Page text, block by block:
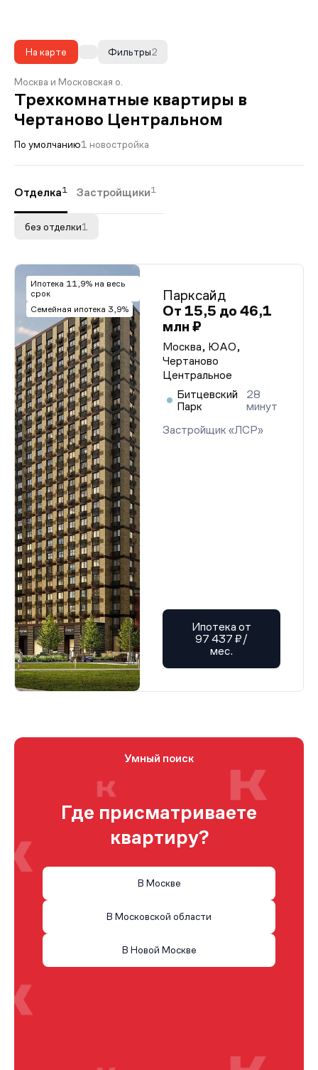
На карте 2
Фильтры
Москва и Московская о.
Трехкомнатные квартиры в
Чертаново Центральном
По умолчанию1 новостройка
Отделка1 Застройщики1
без отделки1
Ипотека 11,9% на весь
срок
Семейная ипотека 3,9%
Парксайд
От 15,5 до 46,1
млн ₽
Москва, ЮАО,
Чертаново
Центральное
Битцевский
Парк
28
минут
Застройщик «ЛСР»
Ипотека от
97 437 ₽/
мес.
Умный поиск
Где присматриваете
квартиру?
В Москве
В Московской области
В Новой Москве